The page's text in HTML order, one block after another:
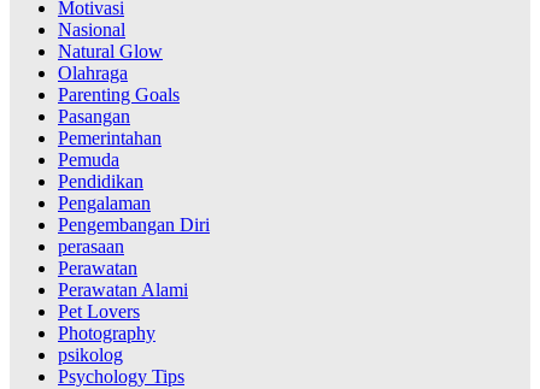
Motivasi
Nasional
Natural Glow
Olahraga
Parenting Goals
Pasangan
Pemerintahan
Pemuda
Pendidikan
Pengalaman
Pengembangan Diri
perasaan
Perawatan
Perawatan Alami
Pet Lovers
Photography
psikolog
Psychology Tips